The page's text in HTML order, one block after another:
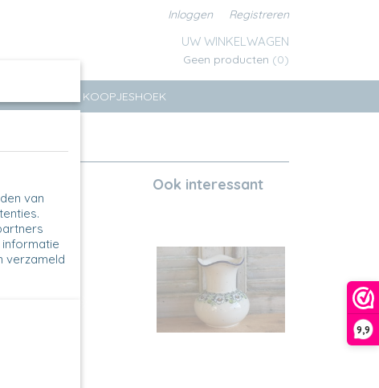
9,9
Inloggen Registreren
UW WINKELWAGEN
Geen producten (0)
KOOPJESHOEK
Ook interessant
van
verzameld